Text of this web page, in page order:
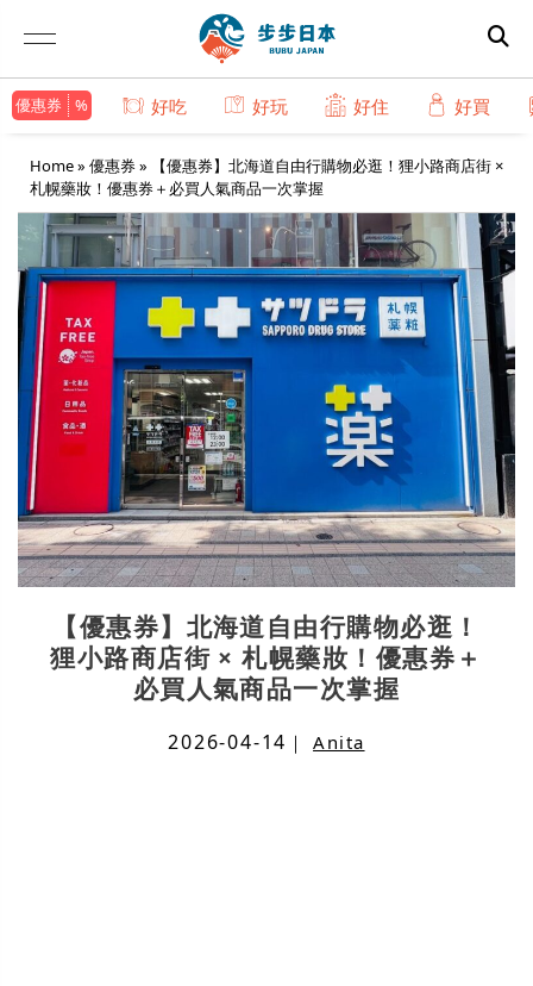
優惠券 好吃 好玩 好住 好買
Home» 優惠券» 【優惠券】北海道自由行購物必逛！狸小路商店街 ×
札幌藥妝！優惠券＋必買人氣商品一次掌握
【優惠券】北海道自由行購物必逛！
狸小路商店街 × 札幌藥妝！優惠券＋
必買人氣商品一次掌握
2026-04-14 ｜Anita